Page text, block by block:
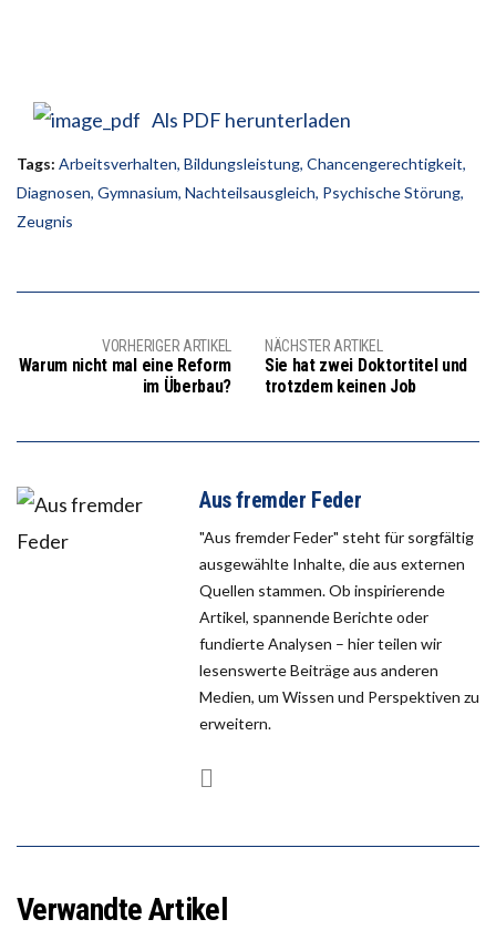
Als PDF herunterladen
Tags: Arbeitsverhalten, Bildungsleistung, Chancengerechtigkeit,
Diagnosen, Gymnasium, Nachteilsausgleich, Psychische Störung,
Zeugnis
VORHERIGER ARTIKEL
Warum nicht mal eine Reform
im Überbau?
NÄCHSTER ARTIKEL
Sie hat zwei Doktortitel und
trotzdem keinen Job
Aus fremder Feder
"Aus fremder Feder" steht für sorgfältig
ausgewählte Inhalte, die aus externen
Quellen stammen. Ob inspirierende
Artikel, spannende Berichte oder
fundierte Analysen – hier teilen wir
lesenswerte Beiträge aus anderen
Medien, um Wissen und Perspektiven zu
erweitern.
Verwandte Artikel